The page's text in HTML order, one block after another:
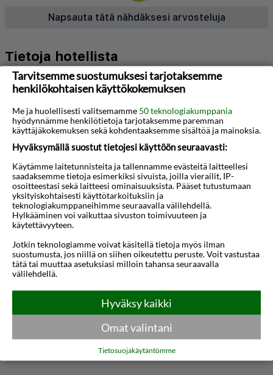
Napsauta tätä nähdäksesi arvosteluja
Tietoja hotellista
Lapsiperheiden suosikkihotelli Ark Apart Otel
sijaitsee kävelymatkan päässä rannalta,
paikallisasutusalueen keskellä. Hotellin ympärillä
on kaikki…
Kartta
Tarvitsemme suostumuksesi tarjotaksemme
henkilökohtaisen käyttökokemuksen
Me ja huolellisesti valitsemamme 50 teknologiakumppania
hyödynnämme henkilötietoja tarjotaksemme paremman
käyttäjäkokemuksen sekä kohdentaaksemme sisältöä ja mainoksia.
Hyväksymällä suostut tietojesi käyttöön seuraavasti:
Käytämme laitetunnisteita ja tallennamme evästeitä laitteellesi
saadaksemme tietoja esimerkiksi sivuista, joilla vierailit, IP-
osoitteestasi sekä laitteesi ominaisuuksista. Pääset tutustumaan
yksityiskohtaisesti käyttötarkoituksiin ja
teknologiakumppaneihimme seuraavalla välilehdellä.
Hylkääminen voi vaikuttaa sivuston toimivuuteen ja
käytettävyyteen.
Jotkin teknologiamme voivat käsitellä tietoja myös ilman
suostumusta, jos niillä on siihen oikeutettu peruste. Voit vastustaa
tätä tai muuttaa asetuksiasi milloin tahansa seuraavalla
välilehdellä.
Hyväksy kaikki
Omat valintani
Tietosuojakäytäntömme